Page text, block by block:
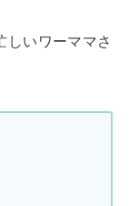
しいワーママさ